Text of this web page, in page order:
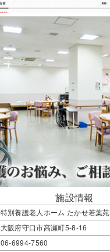
施設情報
特別養護老人ホーム たかせ若葉苑
大阪府守口市高瀬町5-8-16
06-6994-7560